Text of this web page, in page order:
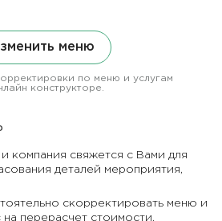
меню
по меню и услугам
конструкторе.
и компания свяжется с Вами для
деталей мероприятия,
скорректировать меню и
на перерасчет стоимости.